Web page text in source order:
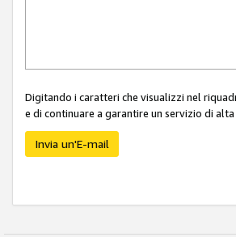
Digitando i caratteri che visualizzi nel
e di continuare a garantire un servizio di
Invia un'E-mail